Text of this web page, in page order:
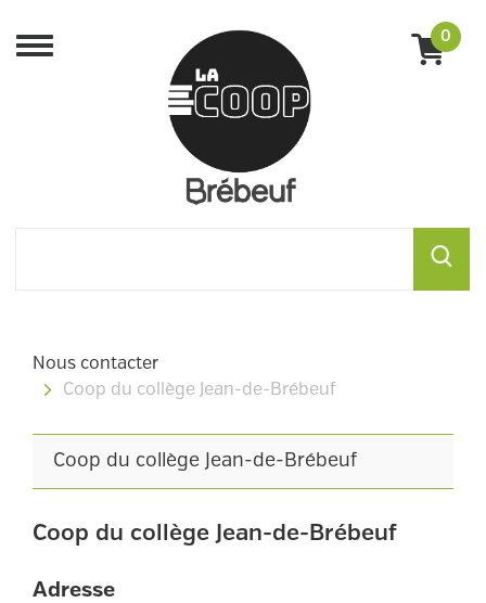
Menu
0
Nous contacter
Coop du collège Jean-de-Brébeuf
Coop du collège Jean-de-Brébeuf
Coop du collège Jean-de-Brébeuf
Adresse